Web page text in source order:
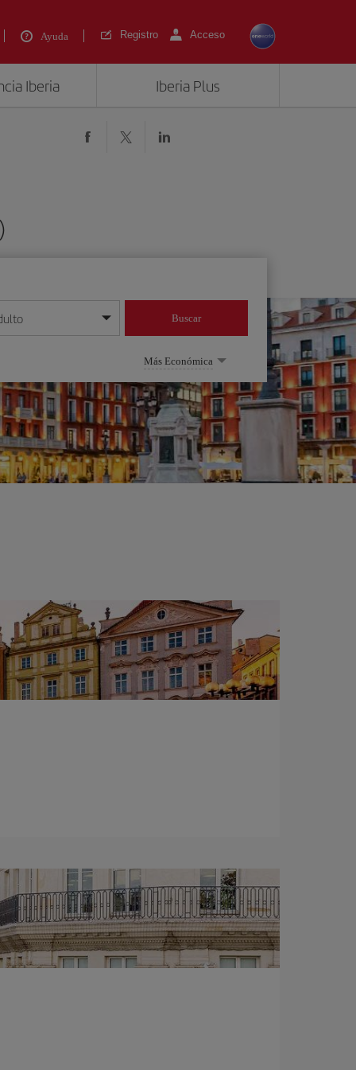
Ayuda Registro Acceso
Iberia Iberia Plus
mes/año
Buscar
Más Económica